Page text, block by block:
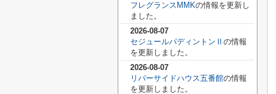
フレグランスMMKの情報を更新し
ました。
2026-08-07
セジュールパディントンⅡ の情報
を更新しました。
2026-08-07
リバーサイドハウス五番館の情報
を更新しました。